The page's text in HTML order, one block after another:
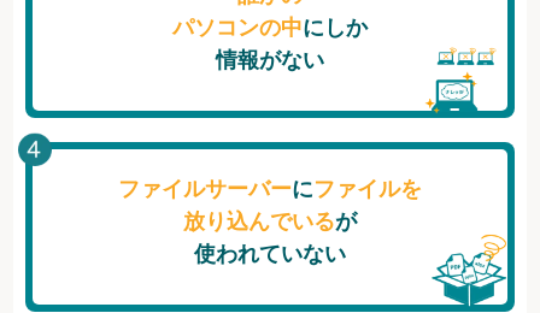
パソコンの中にしか
情報がない
ファイルサーバーにファイルを
放り込んでいるが
使われていない